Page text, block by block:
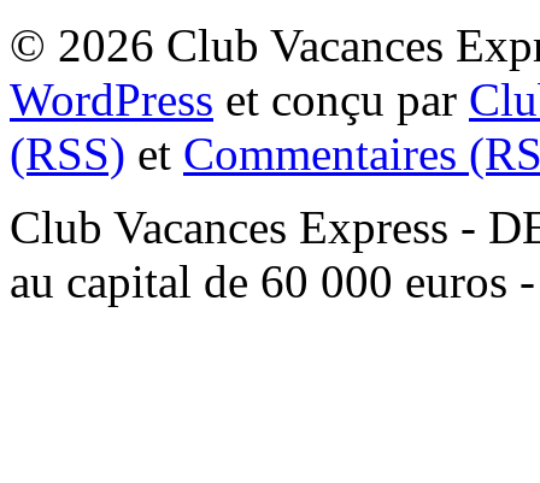
© 2026 Club Vacances
WordPress et conçu par
(RSS) et Commentaires
Club Vacances Express -
au capital de 60 000 euros